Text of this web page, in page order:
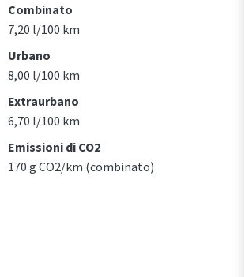
Combinato
7,20 l/100 km
Urbano
8,00 l/100 km
Extraurbano
6,70 l/100 km
Emissioni di CO2
170 g CO2/km (combinato)